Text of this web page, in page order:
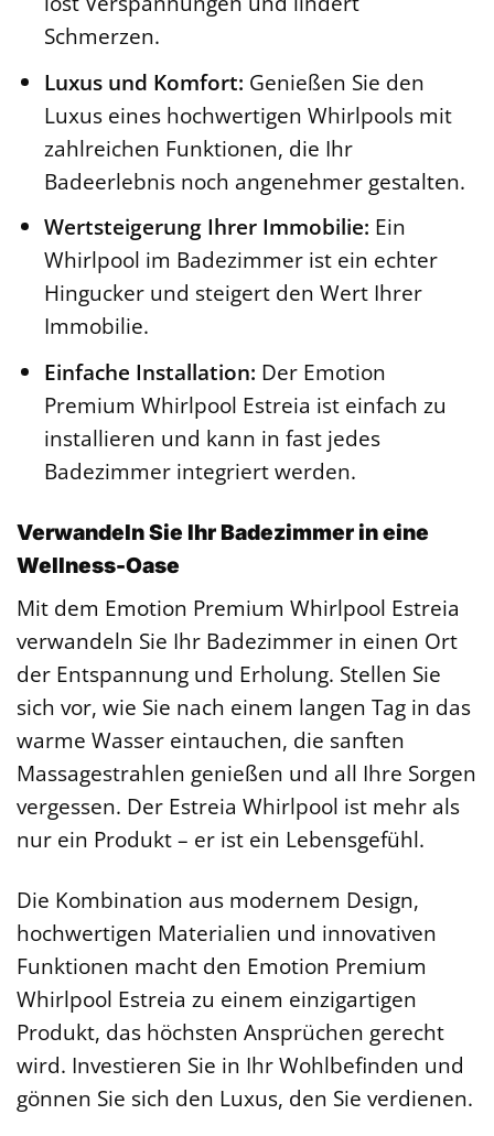
Schmerzen.
Luxus und Komfort: Genießen Sie den
Luxus eines hochwertigen Whirlpools mit
zahlreichen Funktionen, die Ihr
Badeerlebnis noch angenehmer gestalten.
Wertsteigerung Ihrer Immobilie: Ein
Whirlpool im Badezimmer ist ein echter
Hingucker und steigert den Wert Ihrer
Immobilie.
Einfache Installation: Der Emotion
Premium Whirlpool Estreia ist einfach zu
installieren und kann in fast jedes
Badezimmer integriert werden.
Verwandeln Sie Ihr Badezimmer in eine
Wellness-Oase
Mit dem Emotion Premium Whirlpool Estreia
verwandeln Sie Ihr Badezimmer in einen Ort
der Entspannung und Erholung. Stellen Sie
sich vor, wie Sie nach einem langen Tag in das
warme Wasser eintauchen, die sanften
Massagestrahlen genießen und all Ihre Sorgen
vergessen. Der Estreia Whirlpool ist mehr als
nur ein Produkt – er ist ein Lebensgefühl.
Die Kombination aus modernem Design,
hochwertigen Materialien und innovativen
Funktionen macht den Emotion Premium
Whirlpool Estreia zu einem einzigartigen
Produkt, das höchsten Ansprüchen gerecht
wird. Investieren Sie in Ihr Wohlbefinden und
gönnen Sie sich den Luxus, den Sie verdienen.